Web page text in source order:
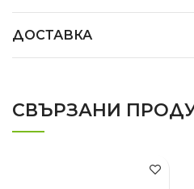
ДОСТАВКА
СВЪРЗАНИ